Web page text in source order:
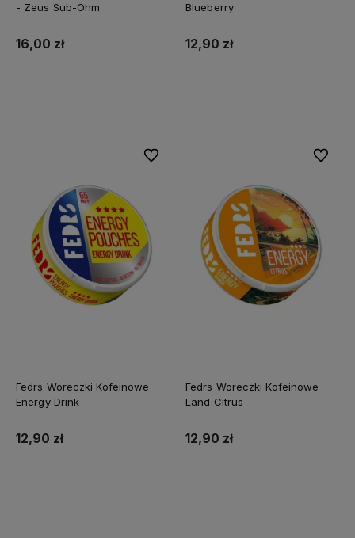
- Zeus Sub-Ohm
16,00 zł
Blueberry
12,90 zł
Fedrs Woreczki Kofeinowe
Energy Drink
12,90 zł
Do ulubionych
Fedrs Woreczki Kofeinowe
Land Citrus
12,90 zł
Do